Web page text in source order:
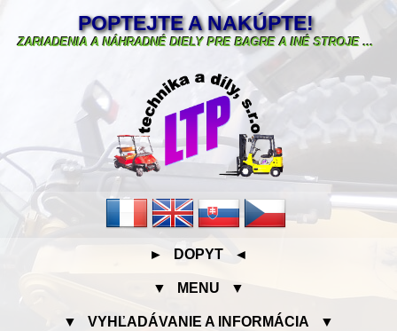
POPTEJTE A NAKÚPTE!
ZARIADENIA A NÁHRADNÉ DIELY PRE BAGRE A INÉ STROJE ...
► DOPYT ◄
▼ MENU ▼
▼ VYHĽADÁVANIE A INFORMÁCIA ▼